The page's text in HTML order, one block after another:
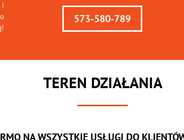
i
573-580-789
TEREN DZIAŁANIA
NA WSZYSTKIE USŁUGI DO